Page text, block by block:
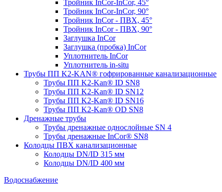
Тройник InCor-InCor, 45°
Тройник InCor-InCor, 90°
Тройник InCor - ПВХ, 45°
Тройник InCor - ПВХ, 90°
Заглушка InCor
Заглушка (пробка) InCor
Уплотнитель InCor
Уплотнитель in-situ
Трубы ПП K2-KAN® гофри­рованные канализационные
Трубы ПП K2-Kan® ID SN8
Трубы ПП K2-Kan® ID SN12
Трубы ПП K2-Kan® ID SN16
Трубы ПП K2-Kan® OD SN8
Дренажные трубы
Трубы дренажные однослойные SN 4
Трубы дренажные InCor® SN8
Колодцы ПВХ канализационные
Колодцы DN/ID 315 мм
Колодцы DN/ID 400 мм
Водоснабжение